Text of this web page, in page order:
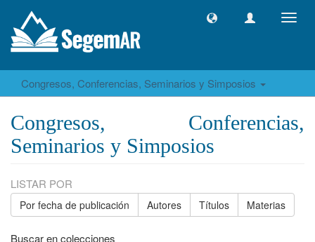
Congresos, Conferencias, Seminarios y Simposios
Congresos, Conferencias,
Seminarios y Simposios
LISTAR POR
Por fecha de publicación Autores Títulos Materias
Buscar en colecciones